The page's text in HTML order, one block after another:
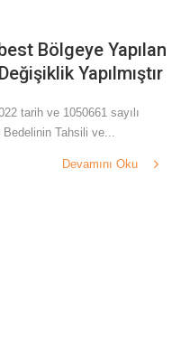
Bölgeye Yapılan
Yapılmıştır
tarih ve 1050661 sayılı
Bedelinin Tahsili ve...
Devamını Oku